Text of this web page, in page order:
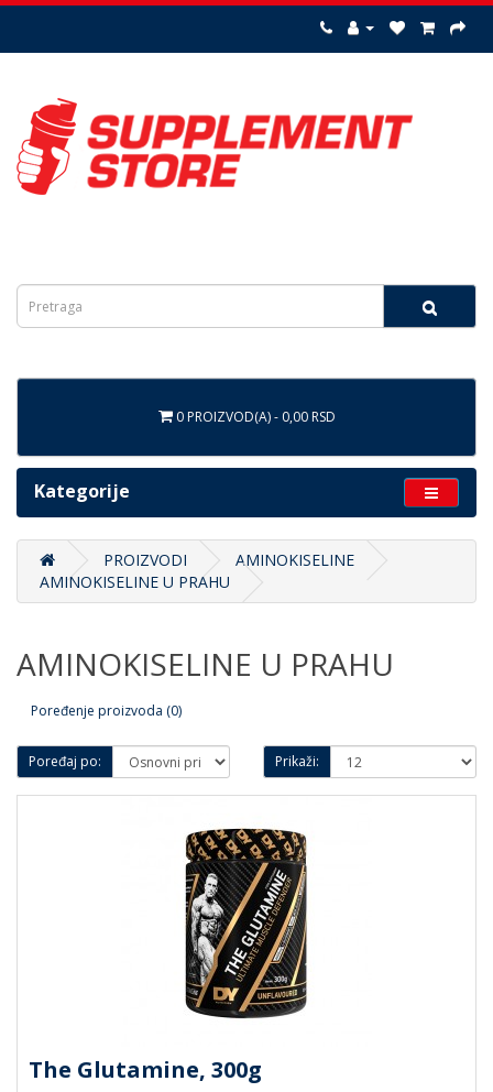
0 PROIZVOD(A) - 0,00 RSD
Kategorije
PROIZVODI
AMINOKISELINE
AMINOKISELINE U PRAHU
AMINOKISELINE U PRAHU
Poređenje proizvoda (0)
Poređaj po: Prikaži:
The Glutamine, 300g